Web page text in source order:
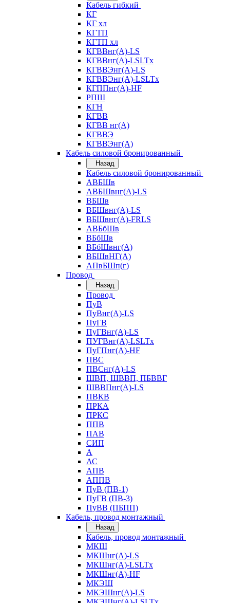
Кабель гибкий
КГ
КГ хл
КГТП
КГТП хл
КГВВнг(А)-LS
КГВВнг(А)-LSLTx
КГВВЭнг(А)-LS
КГВВЭнг(А)-LSLTx
КГППнг(А)-HF
РПШ
КГН
КГВВ
КГВВ нг(А)
КГВВЭ
КГВВЭнг(А)
Кабель силовой бронированный
Назад
Кабель силовой бронированный
АВБШв
АВБШвнг(А)-LS
ВБШв
ВБШвнг(А)-LS
ВБШвнг(А)-FRLS
АВБбШв
ВБбШв
ВБбШвнг(А)
ВБШвНГ(А)
АПвБШп(г)
Провод
Назад
Провод
ПуВ
ПуВнг(А)-LS
ПуГВ
ПуГВнг(А)-LS
ПУГВнг(А)-LSLTx
ПуГПнг(А)-HF
ПВС
ПВСнг(А)-LS
ШВП, ШВВП, ПБВВГ
ШВВПнг(А)-LS
ПВКВ
ПРКА
ПРКС
ППВ
ПАВ
СИП
А
АС
АПВ
АППВ
ПуВ (ПВ-1)
ПуГВ (ПВ-3)
ПуВВ (ПБПП)
Кабель, провод монтажный
Назад
Кабель, провод монтажный
МКШ
МКШнг(А)-LS
МКШнг(А)-LSLTx
МКШнг(А)-HF
МКЭШ
МКЭШнг(А)-LS